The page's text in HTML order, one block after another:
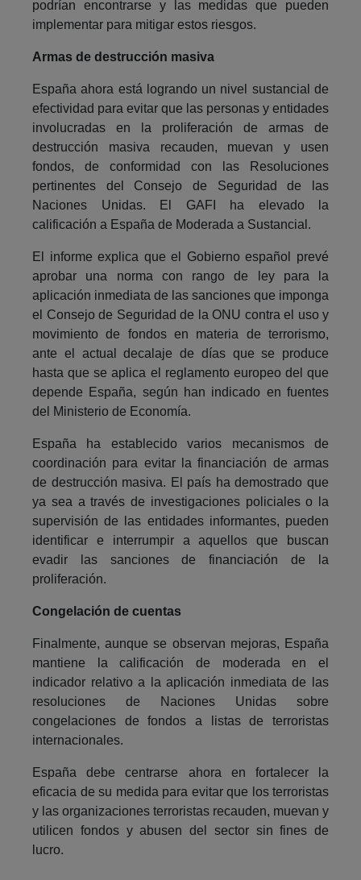
podrían encontrarse y las medidas que pueden
implementar para mitigar estos riesgos.
Armas de destrucción masiva
España ahora está logrando un nivel sustancial de
efectividad para evitar que las personas y entidades
involucradas en la proliferación de armas de
destrucción masiva recauden, muevan y usen
fondos, de conformidad con las Resoluciones
pertinentes del Consejo de Seguridad de las
Naciones Unidas. El GAFI ha elevado la
calificación a España de Moderada a Sustancial.
El informe explica que el Gobierno español prevé
aprobar una norma con rango de ley para la
aplicación inmediata de las sanciones que imponga
el Consejo de Seguridad de la ONU contra el uso y
movimiento de fondos en materia de terrorismo,
ante el actual decalaje de días que se produce
hasta que se aplica el reglamento europeo del que
depende España, según han indicado en fuentes
del Ministerio de Economía.
España ha establecido varios mecanismos de
coordinación para evitar la financiación de armas
de destrucción masiva. El país ha demostrado que
ya sea a través de investigaciones policiales o la
supervisión de las entidades informantes, pueden
identificar e interrumpir a aquellos que buscan
evadir las sanciones de financiación de la
proliferación.
Congelación de cuentas
Finalmente, aunque se observan mejoras, España
mantiene la calificación de moderada en el
indicador relativo a la aplicación inmediata de las
resoluciones de Naciones Unidas sobre
congelaciones de fondos a listas de terroristas
internacionales.
España debe centrarse ahora en fortalecer la
eficacia de su medida para evitar que los terroristas
y las organizaciones terroristas recauden, muevan y
utilicen fondos y abusen del sector sin fines de
lucro.